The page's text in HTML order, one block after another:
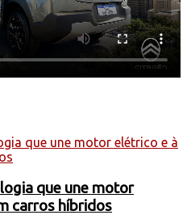
que une motor
carros híbridos